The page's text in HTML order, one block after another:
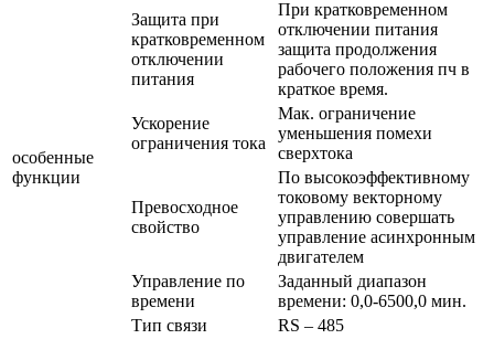
особенные
функции
Защита при
кратковременном
отключении
питания
При кратковременном
отключении питания
защита продолжения
рабочего положения пч в
краткое время.
Ускорение
ограничения тока
Мак. ограничение
уменьшения помехи
сверхтока
Превосходное
свойство
По высокоэффективному
токовому векторному
управлению совершать
управление асинхронным
двигателем
Управление по
времени
Заданный диапазон
времени: 0,0-6500,0 мин.
Тип связи
RS – 485